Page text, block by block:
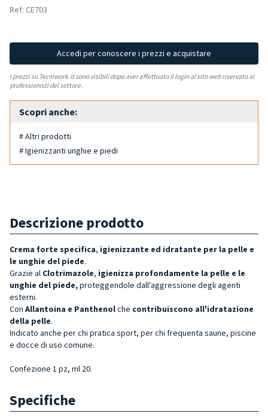
Ref: CE703
Accedi per conoscere i prezzi e acquistare
I prezzi su Tecniwork.it sono visibili dopo aver effettuato il login al sito web riservato ai
professionisti del settore.
Scopri anche:
# Altri prodotti
# Igienizzanti unghie e piedi
Descrizione prodotto
Crema forte specifica, igienizzante ed idratante per la pelle e
le unghie del piede.
Grazie al Clotrimazole, igienizza profondamente la pelle e le
unghie del piede,proteggendole dall'aggressione degli agenti
esterni.
Con Allantoina e Panthenolche contribuiscono all'idratazione
della pelle.
Indicato anche per chi pratica sport, per chi frequenta saune, piscine
e docce di uso comune.
Confezione 1 pz, ml 20.
Specifiche